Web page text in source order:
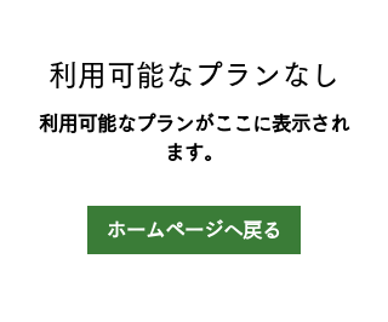
利用可能なプランなし
利用可能なプランがここに表示され
ます。
ホームページへ戻る